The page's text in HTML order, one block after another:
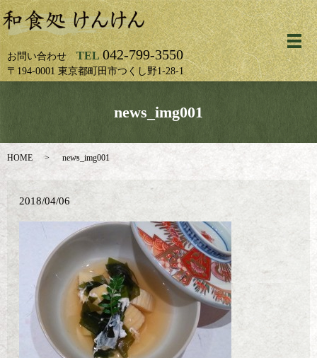
お問い合わせTEL 042-799-3550
〒194-0001 東京都町田市つくし野1-28-1
メ
news_img001
HOME news_img001
2018/04/06